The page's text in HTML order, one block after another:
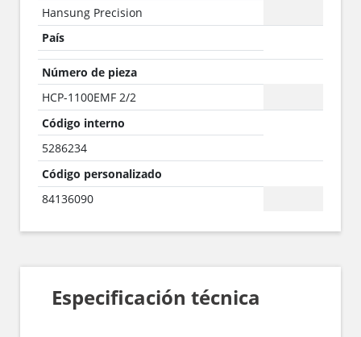
Hansung Precision
País
Número de pieza
HCP-1100EMF 2/2
Código interno
5286234
Código personalizado
84136090
Especificación técnica